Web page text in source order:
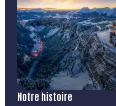
Notre histoire